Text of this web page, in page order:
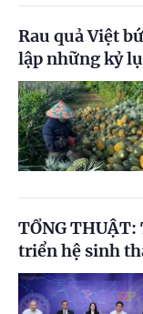
Rau quả Việt
lập những kỷ
TỔNG
triển hệ sinh